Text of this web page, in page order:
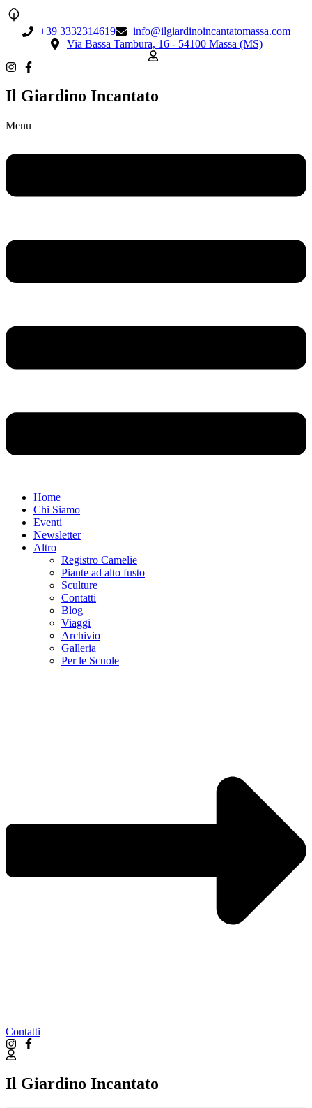
+39 3332314619
info@ilgiardinoincantatomassa.com
Via Bassa Tambura, 16 - 54100 Massa (MS)
Il Giardino Incantato
Menu
Home
Chi Siamo
Eventi
Newsletter
Altro
Registro Camelie
Piante ad alto fusto
Sculture
Contatti
Blog
Viaggi
Archivio
Galleria
Per le Scuole
Contatti
Il Giardino Incantato